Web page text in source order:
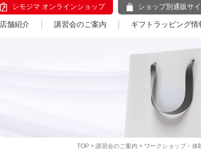
シモジマ オンラインショップ ショップ別通販サイ
店舗紹介 講習会のご案内 ギフトラッピング情
TOP > 講習会のご案内 > ワークショップ・体